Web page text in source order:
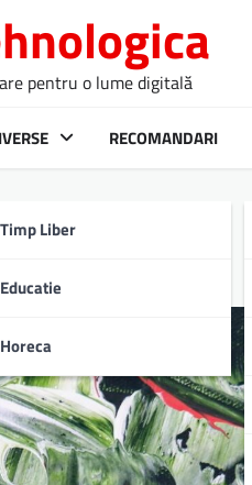
pentru o lume digitală
Timp Liber
Educatie
Horeca
RECOMANDARI